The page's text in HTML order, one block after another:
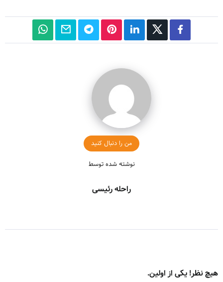
من را دنبال کنید
نوشته شده توسط
راحله رئیسی
هیچ نظر! یکی از اولین.